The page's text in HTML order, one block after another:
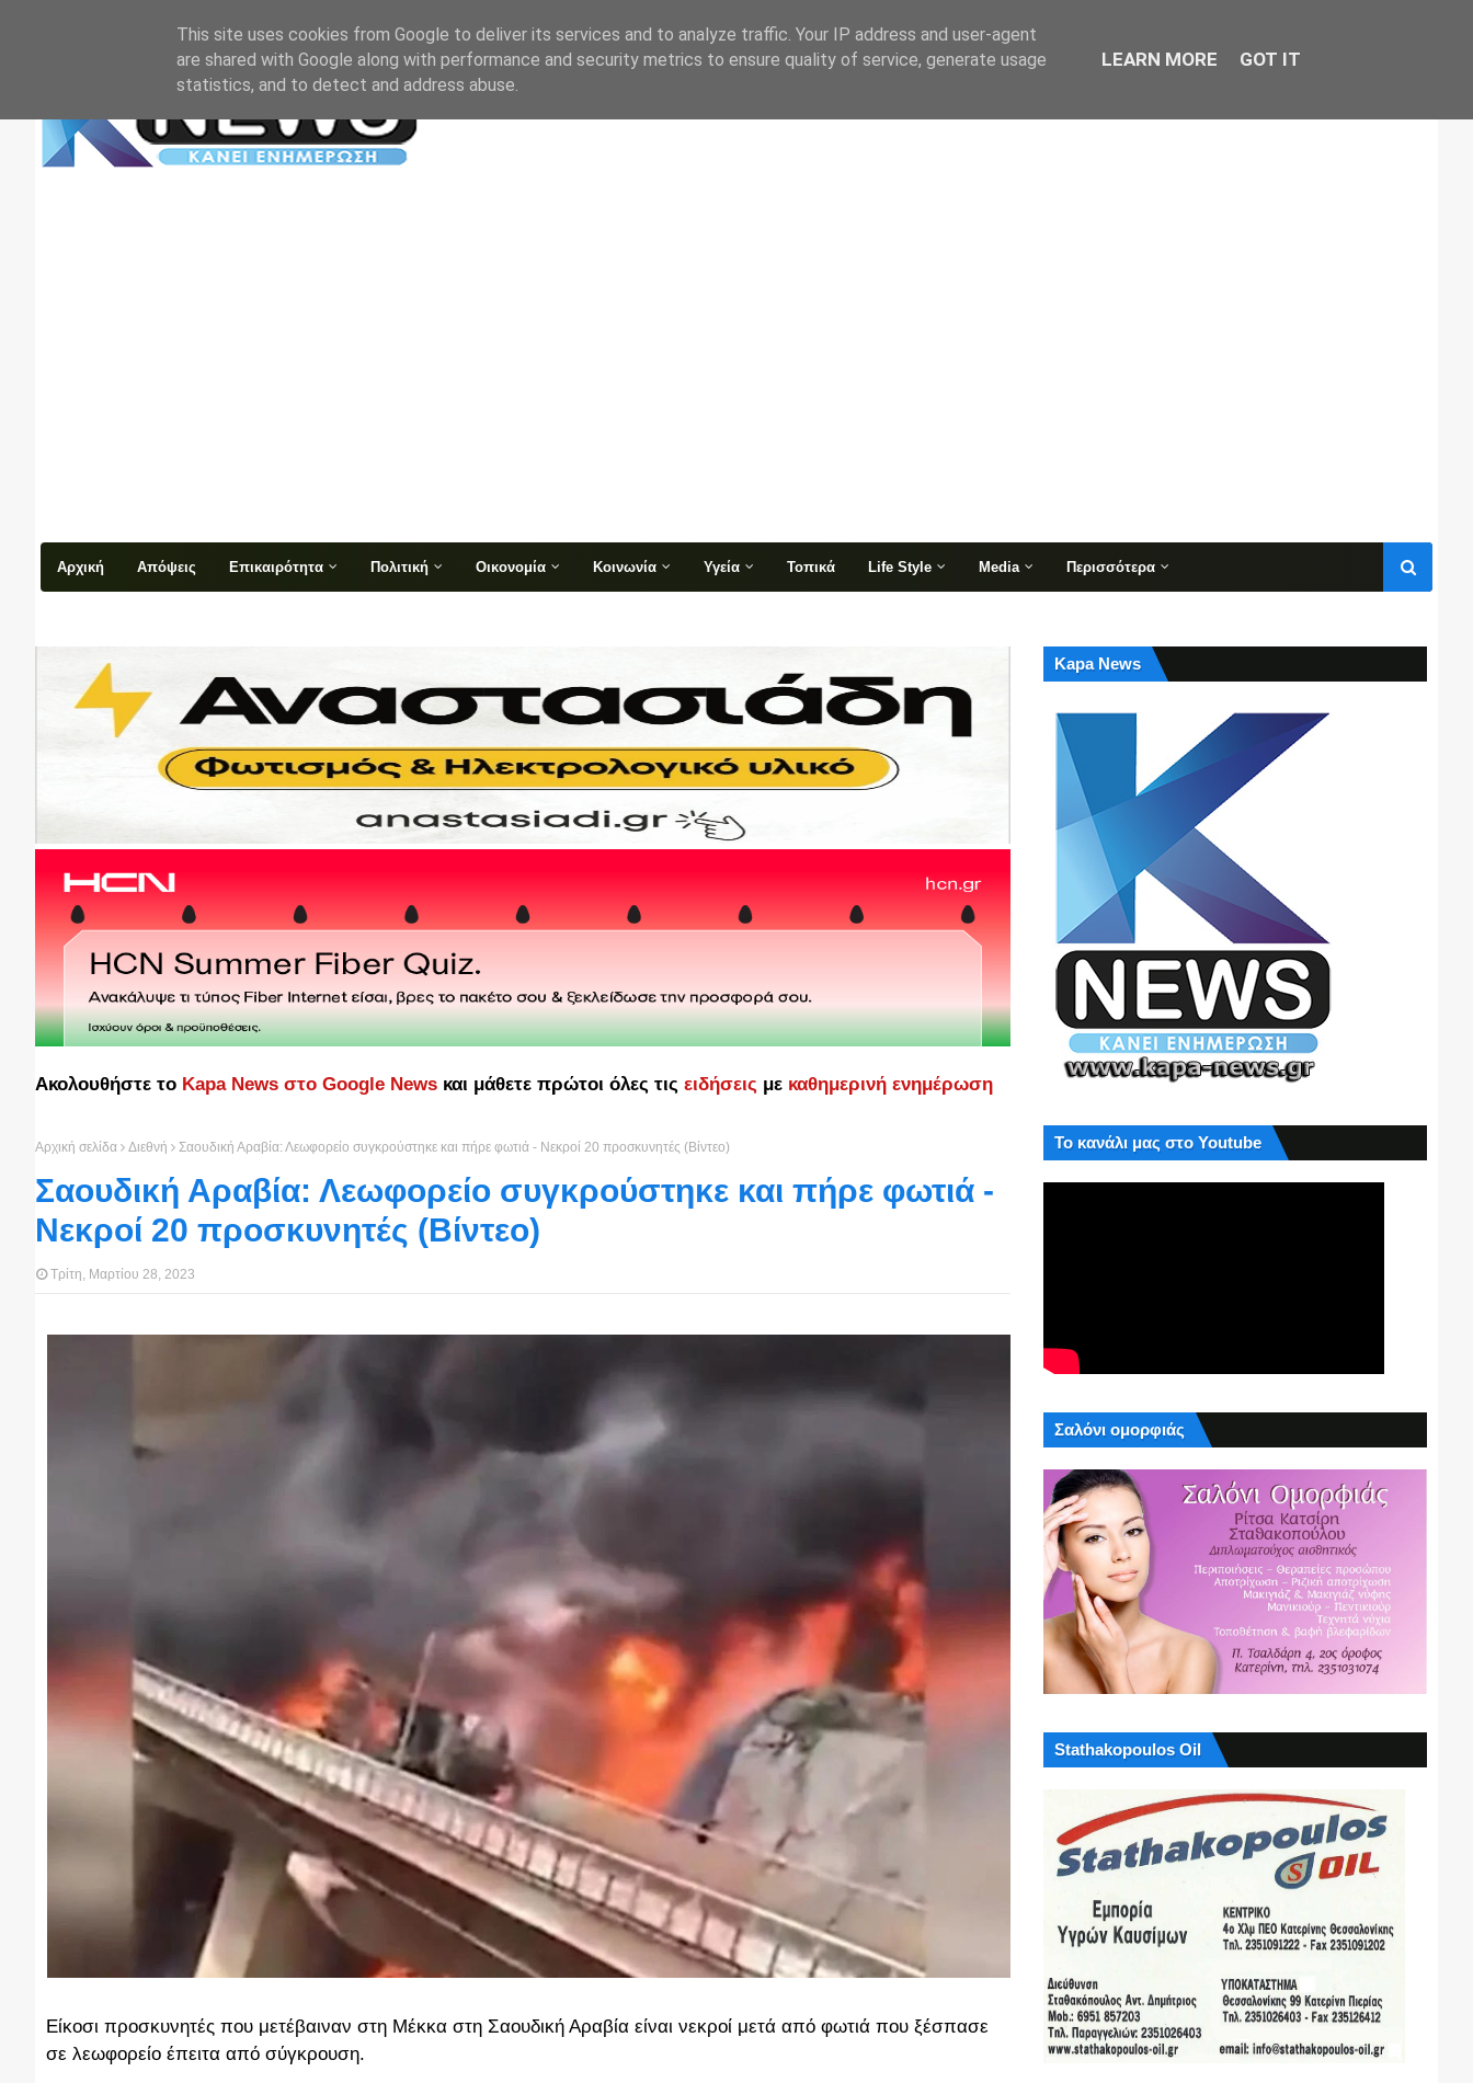
Αρχική Απόψεις Επικαιρότητα Πολιτική Οικονομία Κοινωνία Υγεία Τοπικά Life Style Media Περισσότερα
Ακολουθήστε το Kapa News στο Google News και μάθετε πρώτοι όλες τις ειδήσεις με καθημερινή ενημέρωση
Αρχική σελίδα Διεθνή Σαουδική Αραβία: Λεωφορείο συγκρούστηκε και πήρε φωτιά - Νεκροί 20 προσκυνητές (Βίντεο)
Σαουδική Αραβία: Λεωφορείο συγκρούστηκε και πήρε φωτιά -
Νεκροί 20 προσκυνητές (Βίντεο)
Τρίτη, Μαρτίου 28, 2023
Είκοσι προσκυνητές που μετέβαιναν στη Μέκκα στη Σαουδική Αραβία είναι νεκροί μετά από φωτιά που ξέσπασε
σε λεωφορείο έπειτα από σύγκρουση.
Kapa News
Το κανάλι μας στο Youtube
Σαλόνι ομορφιάς
Stathakopoulos Oil
This site uses cookies from Google to deliver its services and to analyze traffic. Your IP address and user-agent
are shared with Google along with performance and security metrics to ensure quality of service, generate usage
statistics, and to detect and address abuse.
LEARN MORE GOT IT